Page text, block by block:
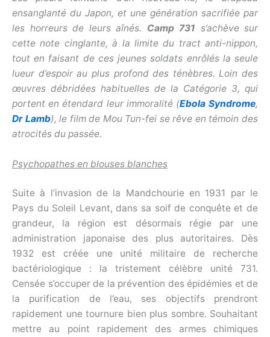
ensanglanté du Japon, et une génération sacrifiée par
les horreurs de leurs aînés. Camp 731 s’achève sur
cette note cinglante, à la limite du tract anti-nippon,
tout en faisant de ces jeunes soldats enrôlés la seule
lueur d’espoir au plus profond des ténèbres. Loin des
œuvres débridées habituelles de la Catégorie 3, qui
portent en étendard leur immoralité (Ebola Syndrome,
Dr Lamb), le film de Mou Tun-fei se rêve en témoin des
atrocités du passée.
Psychopathes en blouses blanches
Suite à l’invasion de la Mandchourie en 1931 par le
Pays du Soleil Levant, dans sa soif de conquête et de
grandeur, la région est désormais régie par une
administration japonaise des plus autoritaires. Dès
1932 est créée une unité militaire de recherche
bactériologique : la tristement célèbre unité 731.
Censée s’occuper de la prévention des épidémies et de
la purification de l’eau, ses objectifs prendront
rapidement une tournure bien plus sombre. Souhaitant
mettre au point rapidement des armes chimiques